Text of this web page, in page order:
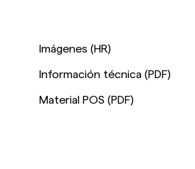
Imágenes (HR)
Información técnica (PDF)
Material POS (PDF)